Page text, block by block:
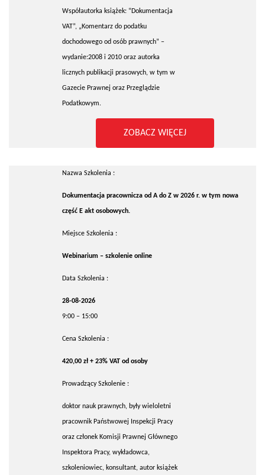
Współautorka książek: “Dokumentacja
VAT”, „Komentarz do podatku
dochodowego od osób prawnych” –
wydanie:2008 i 2010 oraz autorka
licznych publikacji prasowych, w tym w
Gazecie Prawnej oraz Przeglądzie
Podatkowym.
ZOBACZ WIĘCEJ
Nazwa Szkolenia :
Dokumentacja pracownicza od A do Z w 2026 r. w tym nowa
część E akt osobowych.
Miejsce Szkolenia :
Webinarium – szkolenie online
Data Szkolenia :
28-08-2026
9:00 – 15:00
Cena Szkolenia :
420,00 zł + 23% VAT od osoby
Prowadzący Szkolenie :
doktor nauk prawnych, były wieloletni
pracownik Państwowej Inspekcji Pracy
oraz członek Komisji Prawnej Głównego
Inspektora Pracy, wykładowca,
szkoleniowiec, konsultant, autor książek